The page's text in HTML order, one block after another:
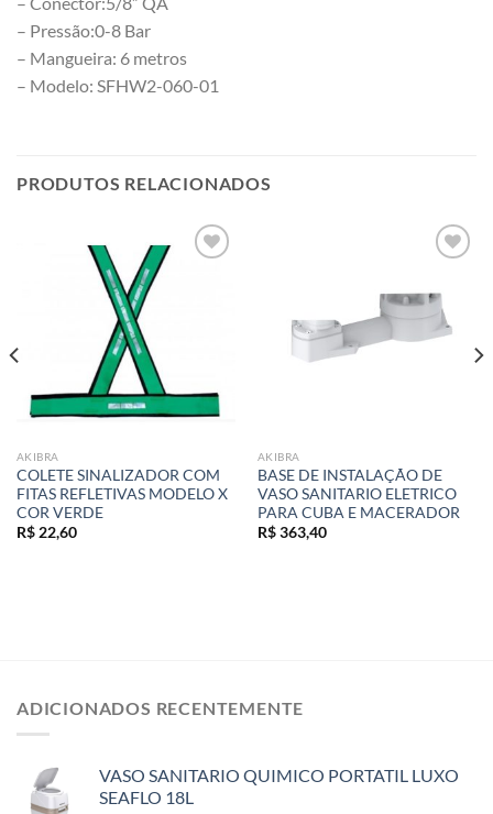
– Pressão:0-8 Bar
– Mangueira: 6 metros
– Modelo: SFHW2-060-01
PRODUTOS RELACIONADOS
AKIBRA
COLETE SINALIZADOR COM
FITAS REFLETIVAS MODELO X
COR VERDE
R$22,60
wishlist
AKIBRA
BASE DE INSTALAÇÃO DE
VASO SANITARIO ELETRICO
PARA CUBA E MACERADOR
R$363,40
ADICIONADOS RECENTEMENTE
VASO SANITARIO QUIMICO PORTATIL LUXO
SEAFLO 18L